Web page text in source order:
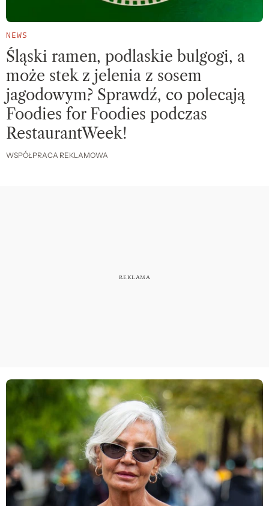
NEWS
Śląski ramen, podlaskie bulgogi, a
może stek z jelenia z sosem
jagodowym? Sprawdź, co polecają
Foodies for Foodies podczas
RestaurantWeek!
WSPÓŁPRACA REKLAMOWA